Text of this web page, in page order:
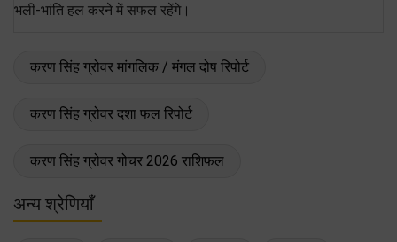
भली-भांति हल करने में सफल रहेंगे।
करण सिंह ग्रोवर मांगलिक / मंगल दोष रिपोर्ट
करण सिंह ग्रोवर दशा फल रिपोर्ट
करण सिंह ग्रोवर गोचर 2026 राशिफल
अन्य श्रेणियाँ